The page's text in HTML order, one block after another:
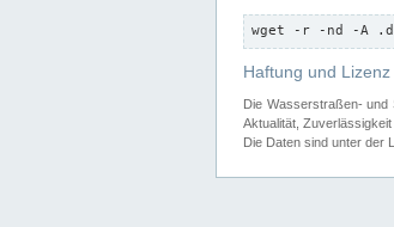
wget -r -nd -A
Haftung und Lizenz
Die Wasserstraßen- und
Aktualität,
Die Daten sind unter der